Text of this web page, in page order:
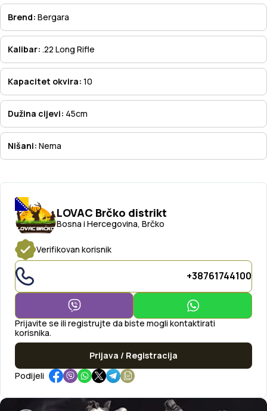
LOVAC Brčko distrikt
Bosna i Hercegovina, Brčko
Verifikovan korisnik
+38761744100
Prijavite se ili registrujte da biste mogli kontaktirati
korisnika.
Prijava / Registracija
Podijeli
Brend: Bergara
Kalibar: .22 Long Rifle
Kapacitet okvira: 10
Dužina cijevi: 45cm
Nišani: Nema